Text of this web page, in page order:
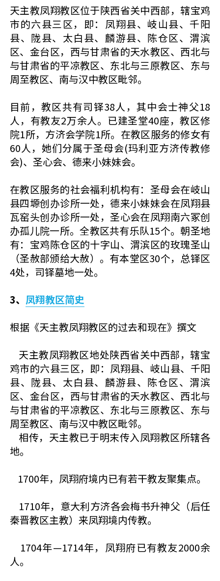
天主教凤翔教区位于陕西省关中西部，辖宝鸡
市的六县三区，即：凤翔县、岐山县、千阳
县、陇县、太白县、麟游县、陈仓区、渭滨
区、金台区，西与甘肃省的天水教区、西北与
与甘肃省的平凉教区、东北与三原教区、东与
周至教区、南与汉中教区毗邻。
目前，教区共有司铎38人，其中会士神父18
人，有教友2万余人。已建圣堂40座，教区修
院1所，方济会学院1所。在教区服务的修女有
60人，她们分属于圣母会(玛利亚方济传教修
会)、圣心会、德来小妹妹会。
在教区服务的社会福利机构有：圣母会在岐山
县四塬创办诊所一处，德来小妹妹会在凤翔县
瓦窑头创办诊所一处，圣心会在凤翔南六冢创
办孤儿院一所。全教区共有乐队15个。朝圣地
有：宝鸡陈仓区的十字山、渭滨区的玫瑰圣山
（圣赦部颁给大赦）。有本堂区30个，总铎区
4处，司铎墓地一处。
3、 凤翔教区简史
根据《天主教凤翔教区的过去和现在》撰文
天主教凤翔教区地处陕西省关中西部，辖宝
鸡市的六县三区，即：凤翔县、岐山县、千阳
县、陇县、太白县、麟游县、陈仓区、渭滨
区、金台区，西与甘肃省的天水教区、西北与
与甘肃省的平凉教区、东北与三原教区、东与
周至教区、南与汉中教区毗邻。
相传，天主教已于明末传入凤翔教区所辖各
地。
1700年，凤翔府境内已有若干教友聚集点。
1710年，意大利方济各会梅书升神父（后任
秦晋教区主教）来凤翔境内传教。
1704年—1714年，凤翔府已有教友2000余
人。